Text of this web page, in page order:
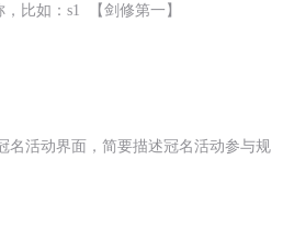
比如：s1 【剑修第一】
名活动界面，简要描述冠名活动参与规